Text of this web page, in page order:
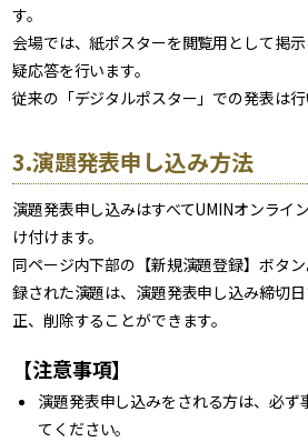
す。
会場では、紙ポスターを閲覧用として掲
疑応答を行います。
従来の「デジタルポスター」での発表は行
3.演題発表申し込み方法
演題発表申し込みはすべてUMINオンライ
け付けます。
同ページ内下部の【新規演題登録】ボタ
録された演題は、演題発表申し込み締切
正、削除することができます。
【注意事項】
演題発表申し込みをされる方は、必ず
てください。